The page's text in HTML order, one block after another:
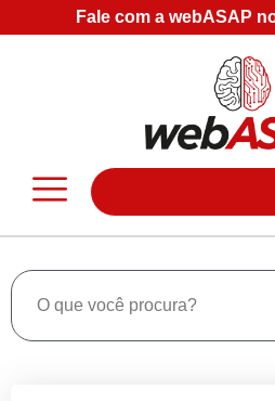
Fale com a webASAP